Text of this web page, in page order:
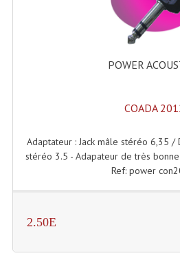
Microphones
Micro Sans Fil HF
Micro Sans Fil HF
Multi-Effets,
Peripheriques Traitements
POWER
COADA
Adaptateur : Jack mâle stéréo 6,35
stéréo 3.5 - Adapateur de très
Ref: power
2.50E